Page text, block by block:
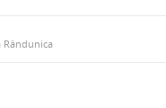
Rândunica